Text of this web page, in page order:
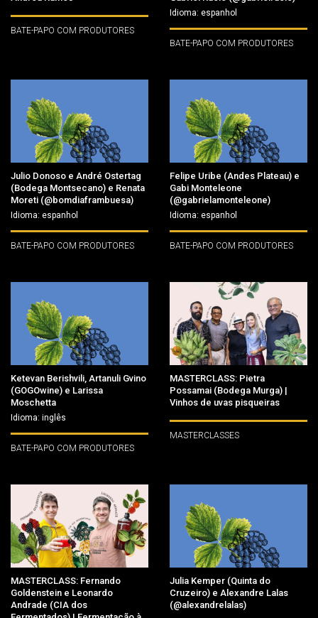
BATE-PAPO COM PRODUTORES
Idioma: espanhol
BATE-PAPO COM PRODUTORES
Julio Donoso e André Ostertag
(Bodega Montsecano) e Renata
Moreti (@bomdiaframbuesa)
Idioma: espanhol
BATE-PAPO COM PRODUTORES
Felipe Uribe (Andes Plateau) e
Gabi Monteleone
(@gabrielamonteleone)
Idioma: espanhol
BATE-PAPO COM PRODUTORES
Ketevan Berishvili, Artanuli Gvino
(GOGOwine) e Larissa
Moschetta
Idioma: inglês
BATE-PAPO COM PRODUTORES
MASTERCLASS: Pietra
Possamai (Bodega Murga) |
Vinhos de uvas pisqueiras
MASTERCLASSES
MASTERCLASS: Fernando
Goldenstein e Leonardo
Andrade (CIA dos
Julia Kemper (Quinta do
Cruzeiro) e Alexandre Lalas
(@alexandrelalas)